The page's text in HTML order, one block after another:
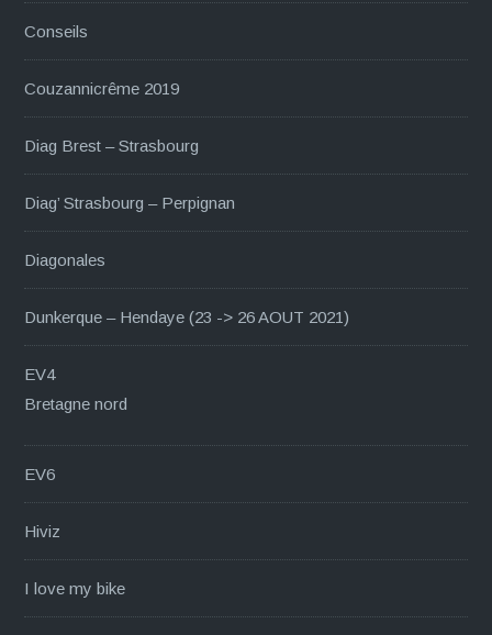
Conseils
Couzannicrême 2019
Diag Brest – Strasbourg
Diag’ Strasbourg – Perpignan
Diagonales
Dunkerque – Hendaye (23 -> 26 AOUT 2021)
EV4
Bretagne nord
EV6
Hiviz
I love my bike